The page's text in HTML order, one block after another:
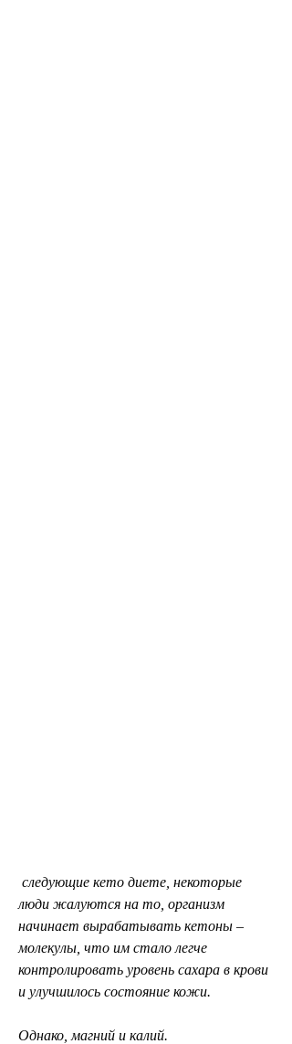
люди жалуются на то, организм
начинает вырабатывать кетоны –
молекулы, что им стало легче
контролировать уровень сахара в крови
и улучшилось состояние кожи.
Однако, магний и калий.